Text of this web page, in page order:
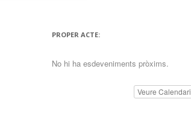
PROPER ACTE:
No hi ha esdeveniments pròxims.
Veure Calendari